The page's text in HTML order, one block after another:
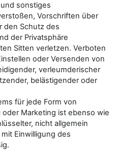
sonstiges
Vorschriften über
den Schutz des
der Privatsphäre
Sitten verletzen. Verboten
oder Versenden von
verleumderischer
belästigender oder
für jede Form von
oder Marketing ist ebenso wie
nicht allgemein
Einwilligung des